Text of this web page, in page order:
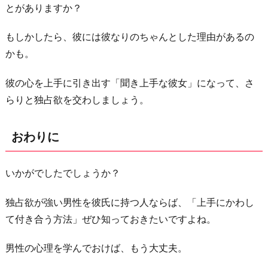
とがありますか？
もしかしたら、彼には彼なりのちゃんとした理由があるの
かも。
彼の心を上手に引き出す「聞き上手な彼女」になって、さ
らりと独占欲を交わしましょう。
おわりに
いかがでしたでしょうか？
独占欲が強い男性を彼氏に持つ人ならば、「上手にかわし
て付き合う方法」ぜひ知っておきたいですよね。
男性の心理を学んでおけば、もう大丈夫。